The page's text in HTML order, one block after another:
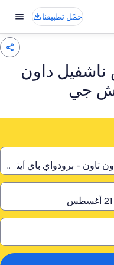
حمّل تطبيقنا
ناشفيل داون
جي